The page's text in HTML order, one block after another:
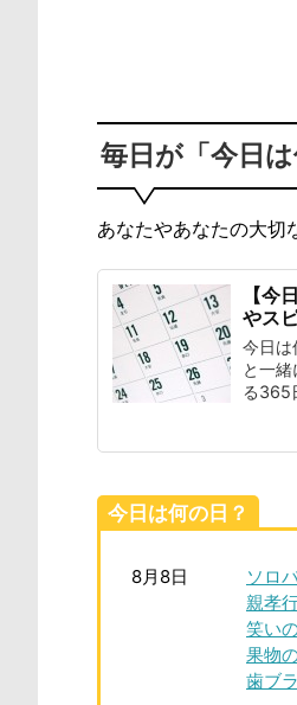
毎日が「今日は
あなたやあなたの大切
【今
やス
今日は
と一
る365
今日は何の日？
8月8日
ソロ
親孝
笑い
果物
歯ブ